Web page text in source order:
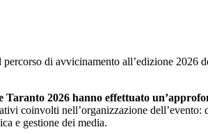
di avvicinamento all’edizione 2026
2026 hanno effettuato
coinvolti nell’organizzazione dell’evento:
e gestione dei media.